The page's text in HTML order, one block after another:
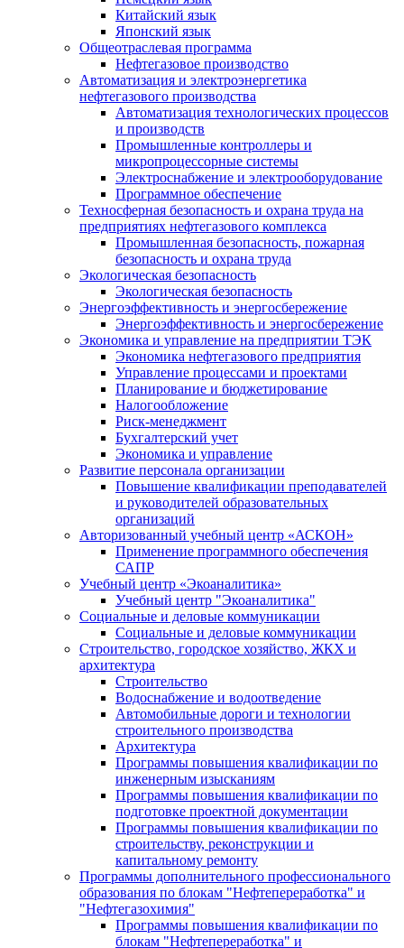
Китайский язык
Японский язык
Общеотраслевая программа
Нефтегазовое производство
Автоматизация и электроэнергетика
нефтегазового производства
Автоматизация технологических процессов
и производств
Промышленные контроллеры и
микропроцессорные системы
Электроснабжение и электрооборудование
Программное обеспечение
Техносферная безопасность и охрана труда на
предприятиях нефтегазового комплекса
Промышленная безопасность, пожарная
безопасность и охрана труда
Экологическая безопасность
Экологическая безопасность
Энергоэффективность и энергосбережение
Энергоэффективность и энергосбережение
Экономика и управление на предприятии ТЭК
Экономика нефтегазового предприятия
Управление процессами и проектами
Планирование и бюджетирование
Налогообложение
Риск-менеджмент
Бухгалтерский учет
Экономика и управление
Развитие персонала организации
Повышение квалификации преподавателей
и руководителей образовательных
организаций
Авторизованный учебный центр «АСКОН»
Применение программного обеспечения
САПР
Учебный центр «Экоаналитика»
Учебный центр "Экоаналитика"
Социальные и деловые коммуникации
Социальные и деловые коммуникации
Строительство, городское хозяйство, ЖКХ и
архитектура
Строительство
Водоснабжение и водоотведение
Автомобильные дороги и технологии
строительного производства
Архитектура
Программы повышения квалификации по
инженерным изысканиям
Программы повышения квалификации по
подготовке проектной документации
Программы повышения квалификации по
строительству, реконструкции и
капитальному ремонту
Программы дополнительного профессионального
образования по блокам "Нефтепереработка" и
"Нефтегазохимия"
Программы повышения квалификации по
блокам "Нефтепереработка" и